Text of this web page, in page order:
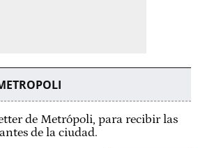
de Metrópoli, para recibir las
de la ciudad.